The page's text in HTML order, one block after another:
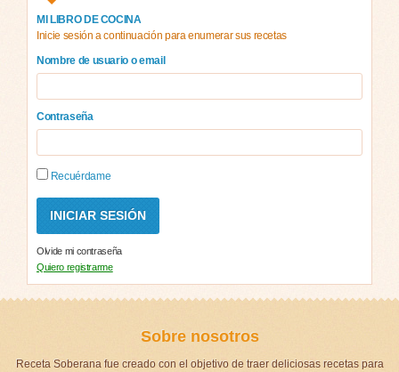
MI LIBRO DE COCINA
Inicie sesión a continuación para enumerar sus recetas
Nombre de usuario o email
Contraseña
Recuérdame
Olvide mi contraseña
Quiero registrarme
Sobre nosotros
Receta Soberana fue creado con el objetivo de traer deliciosas recetas para